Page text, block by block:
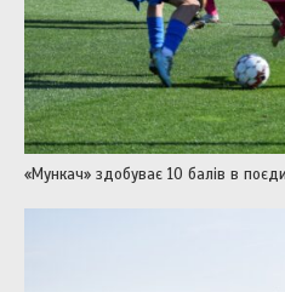
«Мункач» здобуває 10 балів в